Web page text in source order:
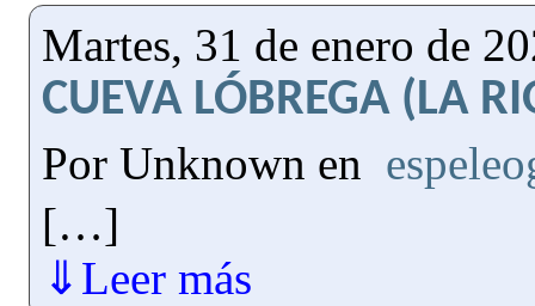
Martes, 31 de enero de
CUEVA LÓBREGA (LA
Por Unknown en
[…]
⇓Leer más